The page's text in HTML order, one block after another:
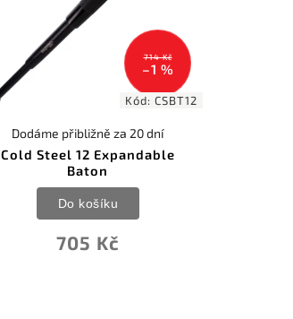
714 Kč
–1 %
Kód:CSBT12
Cold Steel 12 Expandable
Baton
Dodáme přibližně za 20 dní
705 Kč
Do košíku